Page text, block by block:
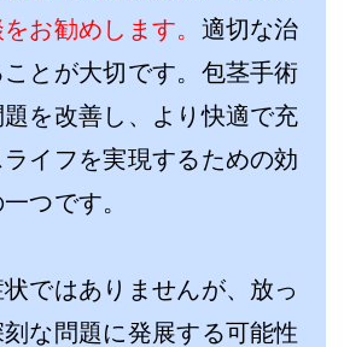
お勧めします。 適切な治
とが大切です。包茎手術
を改善し、より快適で充
イフを実現するための効
つです。
ではありませんが、放っ
な問題に発展する可能性